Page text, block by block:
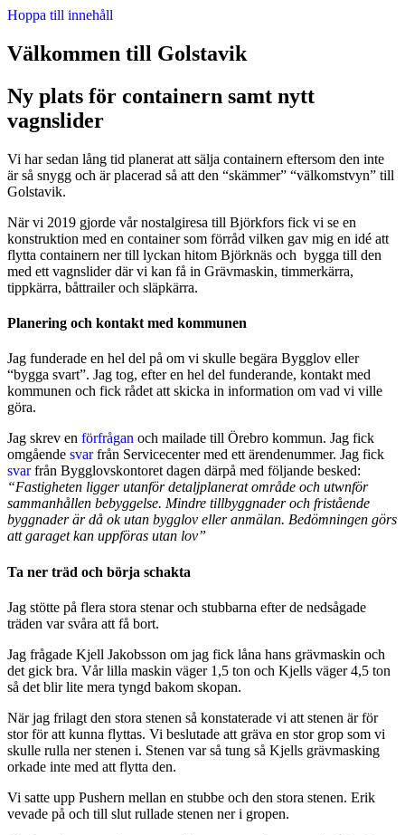
Hoppa till innehåll
Välkommen till Golstavik
Ny plats för containern samt nytt
vagnslider
Vi har sedan lång tid planerat att sälja containern eftersom den inte
är så snygg och är placerad så att den “skämmer” “välkomstvyn” till
Golstavik.
När vi 2019 gjorde vår nostalgiresa till Björkfors fick vi se en
konstruktion med en container som förråd vilken gav mig en idé att
flytta containern ner till lyckan hitom Björknäs och bygga till den
med ett vagnslider där vi kan få in Grävmaskin, timmerkärra,
tippkärra, båttrailer och släpkärra.
Planering och kontakt med kommunen
Jag funderade en hel del på om vi skulle begära Bygglov eller
“bygga svart”. Jag tog, efter en hel del funderande, kontakt med
kommunen och fick rådet att skicka in information om vad vi ville
göra.
Jag skrev en förfrågan och mailade till Örebro kommun. Jag fick
omgående svarfrån Servicecenter med ett ärendenummer. Jag fick
svarfrån Bygglovskontoret dagen därpå med följande besked:
“Fastigheten ligger utanför detaljplanerat område och utwnför
sammanhållen bebyggelse. Mindre tillbyggnader och fristående
byggnader är då ok utan bygglov eller anmälan. Bedömningen görs
att garaget kan uppföras utan lov”
Ta ner träd och börja schakta
Jag stötte på flera stora stenar och stubbarna efter de nedsågade
träden var svåra att få bort.
Jag frågade Kjell Jakobsson om jag fick låna hans grävmaskin och
det gick bra. Vår lilla maskin väger 1,5 ton och Kjells väger 4,5 ton
så det blir lite mera tyngd bakom skopan.
När jag frilagt den stora stenen så konstaterade vi att stenen är för
stor för att kunna flyttas. Vi beslutade att gräva en stor grop som vi
skulle rulla ner stenen i. Stenen var så tung så Kjells grävmasking
orkade inte med att flytta den.
Vi satte upp Pushern mellan en stubbe och den stora stenen. Erik
vevade på och till slut rullade stenen ner i gropen.